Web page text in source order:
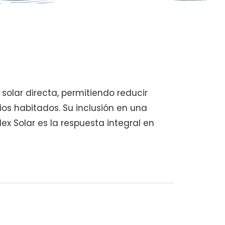
directa, permitiendo reducir
habitados. Su inclusión en una
Solar es la respuesta integral en